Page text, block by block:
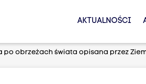
AKTUALNOŚCI
po obrzeżach świata opisana przez